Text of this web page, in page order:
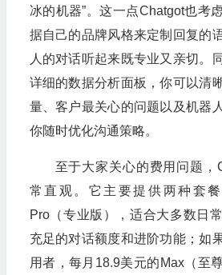
冰的机器”。这一点Chatgot也考
据自己的品牌风格来定制回复的
人的对话听起来既专业又亲切。
详细的数据分析面板，你可以清
量、客户最关心的问题以及机器
你随时优化沟通策略。
至于大家关心的费用问题，
常直观。它主要提供两种套
Pro（专业版），适合大多数日
充足的对话额度和进阶功能；如
用者，每月18.9美元的Max（至